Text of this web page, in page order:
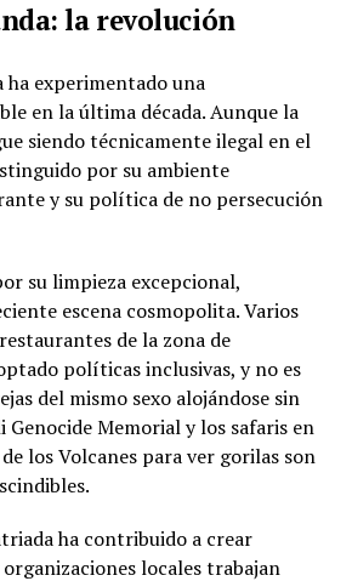
la revolución
ha experimentado una
en la última década. Aunque la
siendo técnicamente ilegal en el
por su ambiente
y su política de no persecución
su limpieza excepcional,
escena cosmopolita. Varios
de la zona de
políticas inclusivas, y no es
del mismo sexo alojándose sin
Genocide Memorial y los safaris en
los Volcanes para ver gorilas son
ha contribuido a crear
organizaciones locales trabajan